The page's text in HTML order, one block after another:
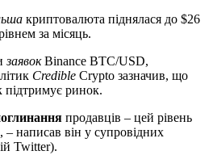
криптовалюта піднялася до $26
за місяць.
заявокBinance BTC/USD,
Credible Crypto зазначив, що
підтримує ринок.
продавців – цей рівень
написав він у супровідних
Twitter).